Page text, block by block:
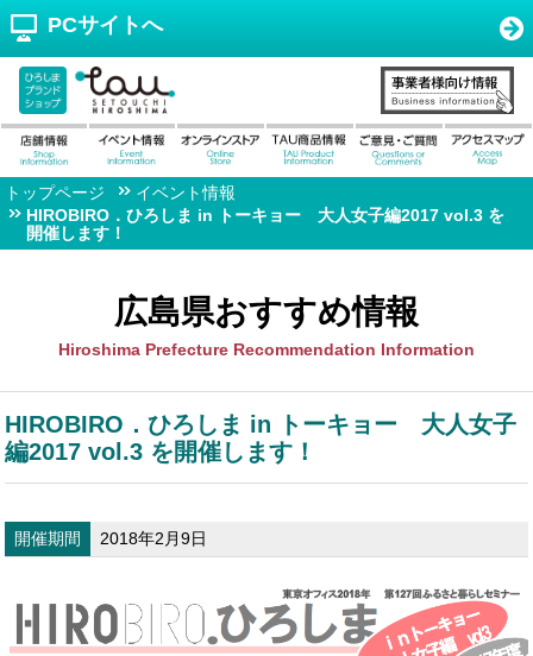
PCサイトへ
トップページ
イベント情報
HIROBIRO．ひろしま in トーキョー 大人女子編2017 vol.3 を
開催します！
広島県おすすめ情報
Hiroshima Prefecture Recommendation Information
HIROBIRO．ひろしま in トーキョー 大人女子
編2017 vol.3 を開催します！
開催期間 2018年2月9日